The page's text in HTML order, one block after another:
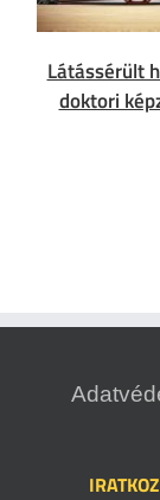
Látássérült
doktori